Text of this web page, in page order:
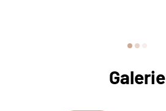
Galerie